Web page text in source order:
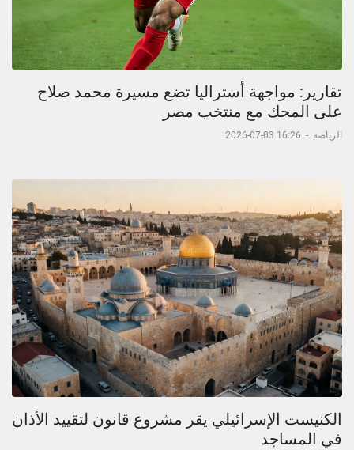
تقارير: مواجهة أستراليا تضع مسيرة محمد صلاح
على المحك مع منتخب مصر
الرياضة -
16:26 03-07-2026
الكنيست الإسرائيلي يقر مشروع قانون لتقييد الأذان
في المساجد